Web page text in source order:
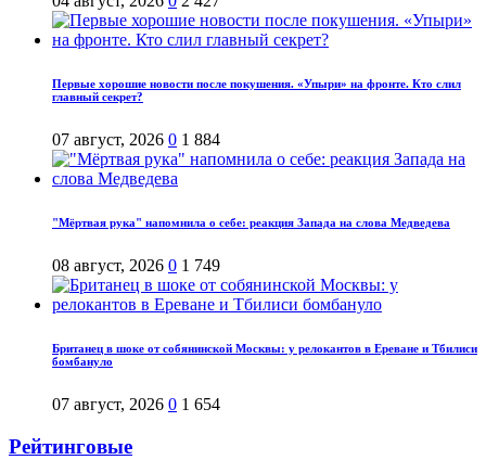
Первые хорошие новости после покушения. «Упыри» на фронте. Кто слил
главный секрет?
07 август, 2026 0 1 884
"Мёртвая рука" напомнила о себе: реакция Запада на слова Медведева
08 август, 2026 0 1 749
Британец в шоке от собянинской Москвы: у релокантов в Ереване и Тбилиси
бомбануло
07 август, 2026 0 1 654
Рейтинговые